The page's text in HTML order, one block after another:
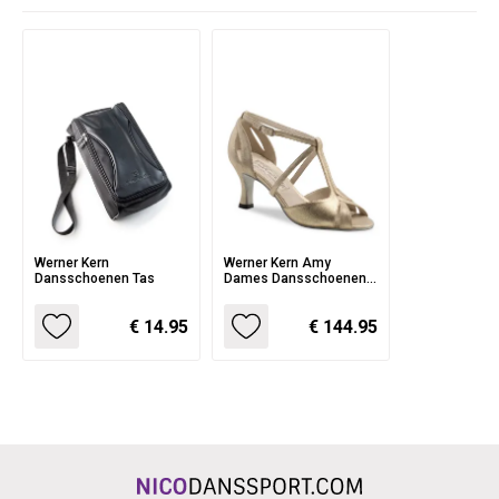
Werner Kern
Dansschoenen Tas
€ 14.95
Werner Kern Amy
Dames Dansschoenen
dansstijlen - Smalle
pasvorm
€ 144.95